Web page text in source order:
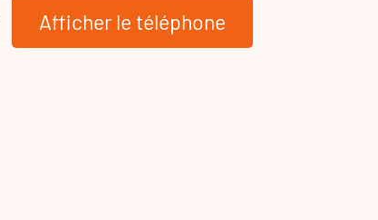
Afficher le téléphone